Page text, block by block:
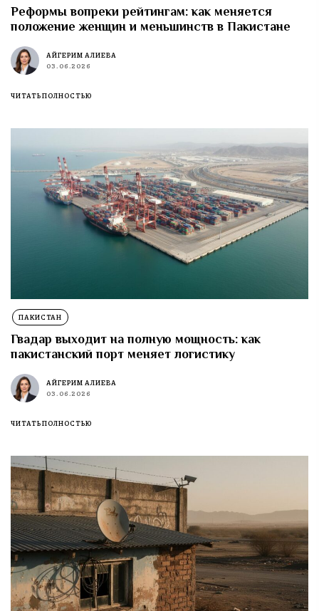
Реформы вопреки рейтингам: как меняется
положение женщин и меньшинств в Пакистане
АЙГЕРИМ АЛИЕВА
03.06.2026
ЧИТАТЬ ПОЛНОСТЬЮ
ПАКИСТАН
Гвадар выходит на полную мощность: как
пакистанский порт меняет логистику
АЙГЕРИМ АЛИЕВА
03.06.2026
ЧИТАТЬ ПОЛНОСТЬЮ